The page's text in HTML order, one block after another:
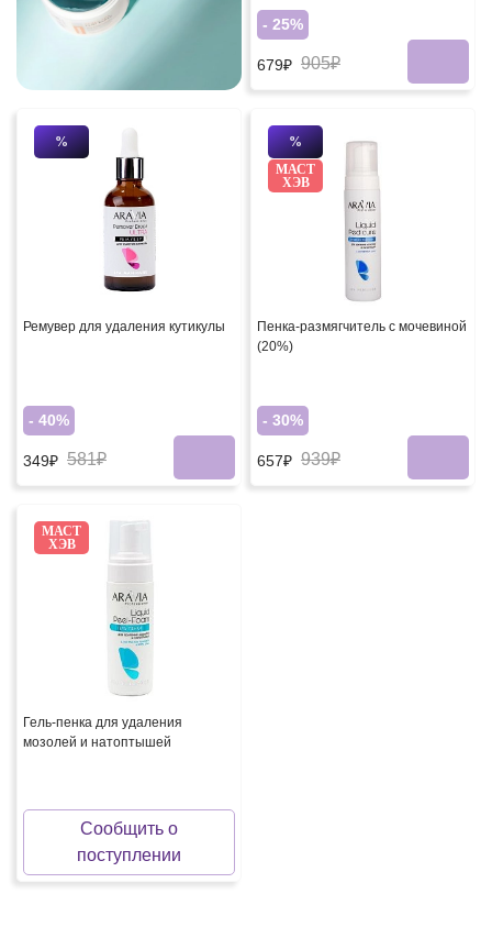
- 25%
679₽ 905₽
%
Ремувер для удаления кутикулы
- 40%
349₽ 581₽
%
МАСТ
ХЭВ
Пенка-размягчитель с мочевиной
(20%)
- 30%
657₽ 939₽
МАСТ
ХЭВ
Гель-пенка для удаления
мозолей и натоптышей
Сообщить о
поступлении